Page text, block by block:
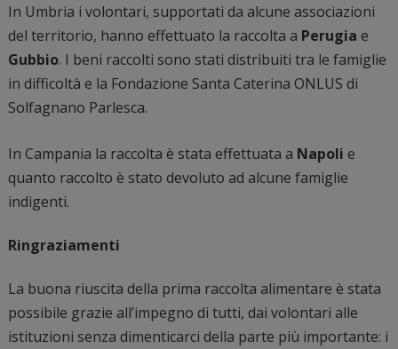
In Umbria i volontari, supportati da alcune associazioni
del territorio, hanno effettuato la raccolta a Perugia e
Gubbio. I beni raccolti sono stati distribuiti tra le famiglie
in difficoltà e la Fondazione Santa Caterina ONLUS di
Solfagnano Parlesca.
In Campania la raccolta è stata effettuata a Napoli e
quanto raccolto è stato devoluto ad alcune famiglie
indigenti.
Ringraziamenti
La buona riuscita della prima raccolta alimentare è stata
possibile grazie all’impegno di tutti, dai volontari alle
istituzioni senza dimenticarci della parte più importante: i